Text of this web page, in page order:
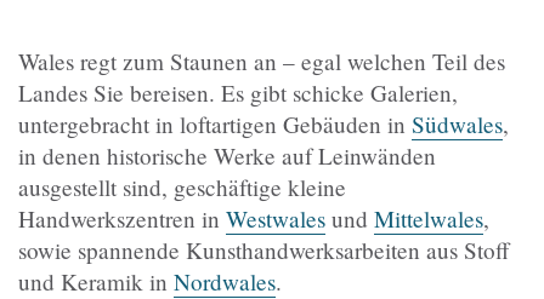
Wales regt zum Staunen an – egal welchen Teil des
Landes Sie bereisen. Es gibt schicke Galerien,
untergebracht in loftartigen Gebäuden in Südwales,
in denen historische Werke auf Leinwänden
ausgestellt sind, geschäftige kleine
Handwerkszentren in Westwales und Mittelwales,
sowie spannende Kunsthandwerksarbeiten aus Stoff
und Keramik in Nordwales.